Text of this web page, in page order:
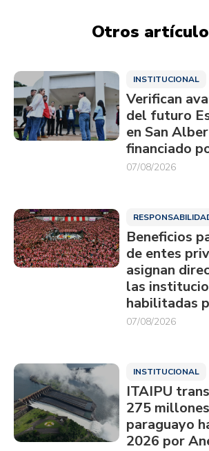
Otros
INSTITUCIONAL
Verifican
del futuro
en San
financiado
07/08/2026
Beneficios
de entes
asignan
las
habilitadas
07/08/2026
INSTITUCIONAL
ITAIPU
275
paraguayo
2026 por